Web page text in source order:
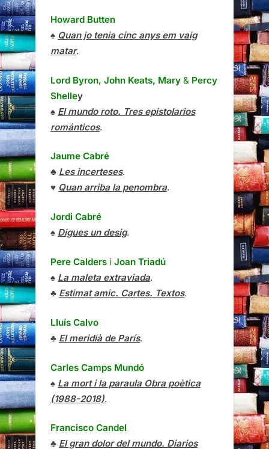
Howard Butten
♠ Quan jo tenia cinc anys em vaig
matar.
Lord Byron, John Keats, Mary & Percy
Shelley
♠ El mundo roto. Tres epistolarios
románticos.
Jaume Cabré
♣ Les incerteses.
♥ Quan arriba la penombra.
Jordi Cabré
♠ Digues un desig.
Pere Calders i Joan Triadú
♠ La maleta extraviada.
♣ Estimat amic. Cartes. Textos.
Lluís Calvo
♣ El meridià de París.
Carles Camps Mundó
♠ La mort i la paraula Obra poètica
(1988-2018).
Francisco Candel
♣ El gran dolor del mundo. Diarios